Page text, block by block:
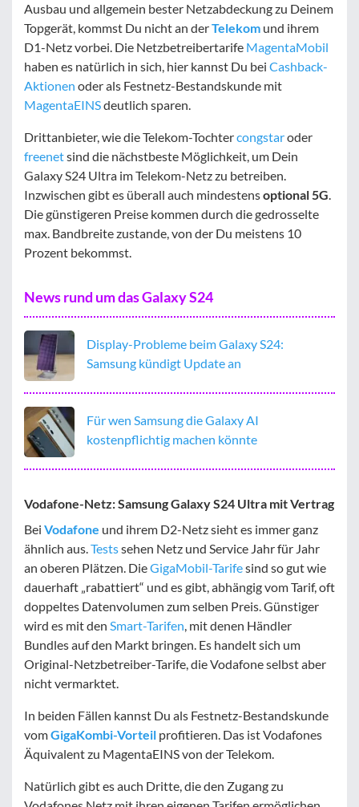
Ausbau und allgemein bester Netzabdeckung zu Deinem
Topgerät, kommst Du nicht an derTelekom und ihrem
D1-Netz vorbei. Die Netzbetreibertarife MagentaMobil
haben es natürlich in sich, hier kannst Du bei Cashback-
Aktionen oder als Festnetz-Bestandskunde mit
MagentaEINSdeutlich sparen.
Drittanbieter, wie die Telekom-Tochtercongstaroder
freenetsind die nächstbeste Möglichkeit, um Dein
Galaxy S24 Ultra im Telekom-Netz zu betreiben.
Inzwischen gibt es überall auch mindestensoptional 5G.
Die günstigeren Preise kommen durch die gedrosselte
max. Bandbreite zustande, von der Du meistens 10
Prozent bekommst.
News rund um das Galaxy S24
Display-Probleme beim Galaxy S24:
Samsung kündigt Update an
Für wen Samsung die Galaxy AI
kostenpflichtig machen könnte
Vodafone-Netz: Samsung Galaxy S24 Ultra mit Vertrag
Bei Vodafone und ihrem D2-Netz sieht es immer ganz
ähnlich aus.Testssehen Netz und Service Jahr für Jahr
an oberen Plätzen. DieGigaMobil-Tarifesind so gut wie
dauerhaft „rabattiert“ und es gibt, abhängig vom Tarif, oft
doppeltes Datenvolumen zum selben Preis. Günstiger
wird es mit den Smart-Tarifen, mit denen Händler
Bundles auf den Markt bringen. Es handelt sich um
Original-Netzbetreiber-Tarife, die Vodafone selbst aber
nicht vermarktet.
In beiden Fällen kannst Du als Festnetz-Bestandskunde
vomGigaKombi-Vorteil profitieren. Das ist Vodafones
Äquivalent zu MagentaEINS von der Telekom.
Natürlich gibt es auch Dritte, die den Zugang zu